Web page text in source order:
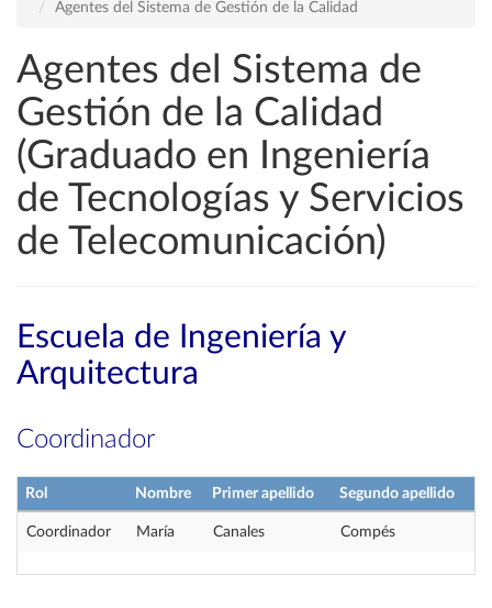
Agentes del Sistema de Gestión de la Calidad
Agentes del Sistema de
Gestión de la Calidad
(Graduado en Ingeniería
de Tecnologías y Servicios
de Telecomunicación)
Escuela de Ingeniería y
Arquitectura
Coordinador
Rol Nombre Primer apellido Segundo apellido
Coordinador María Canales Compés